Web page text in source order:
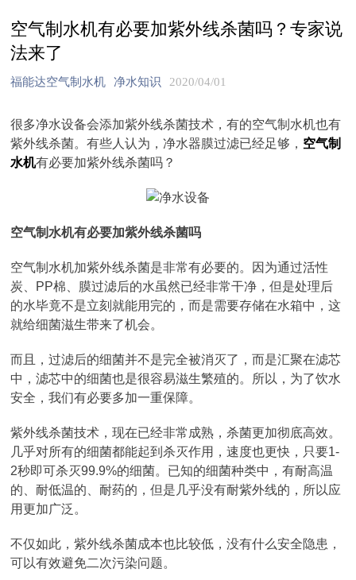
空气制水机有必要加紫外线杀菌吗？专家说
法来了
福能达空气制水机 净水知识 2020/04/01
很多净水设备会添加紫外线杀菌技术，有的空气制水机也有
紫外线杀菌。有些人认为，净水器膜过滤已经足够， 空气制
水机有必要加紫外线杀菌吗？
空气制水机有必要加紫外线杀菌吗
空气制水机加紫外线杀菌是非常有必要的。因为通过活性
炭、PP棉、膜过滤后的水虽然已经非常干净，但是处理后
的水毕竟不是立刻就能用完的，而是需要存储在水箱中，这
就给细菌滋生带来了机会。
而且，过滤后的细菌并不是完全被消灭了，而是汇聚在滤芯
中，滤芯中的细菌也是很容易滋生繁殖的。所以，为了饮水
安全，我们有必要多加一重保障。
紫外线杀菌技术，现在已经非常成熟，杀菌更加彻底高效。
几乎对所有的细菌都能起到杀灭作用，速度也更快，只要1-
2秒即可杀灭99.9%的细菌。已知的细菌种类中，有耐高温
的、耐低温的、耐药的，但是几乎没有耐紫外线的，所以应
用更加广泛。
不仅如此，紫外线杀菌成本也比较低，没有什么安全隐患，
可以有效避免二次污染问题。